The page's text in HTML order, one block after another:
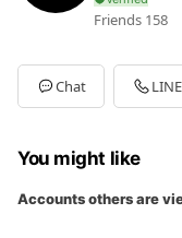
Friends 158
Chat
You might like
Accounts others are